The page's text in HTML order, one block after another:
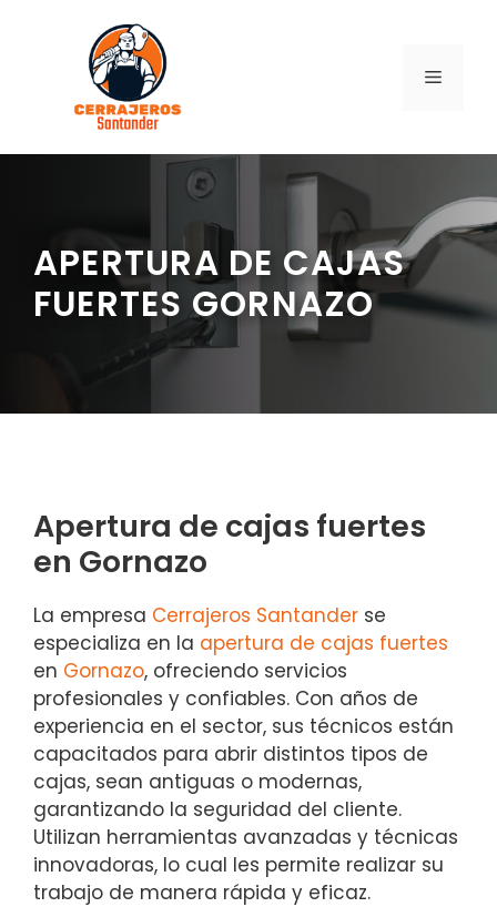
contenido
MENÚ
APERTURA DE CAJAS
FUERTES GORNAZO
Apertura de cajas fuertes
en Gornazo
La empresa Cerrajeros Santander se
especializa en la apertura de cajas fuertes
en Gornazo, ofreciendo servicios
profesionales y confiables. Con años de
experiencia en el sector, sus técnicos están
capacitados para abrir distintos tipos de
cajas, sean antiguas o modernas,
garantizando la seguridad del cliente.
Utilizan herramientas avanzadas y técnicas
innovadoras, lo cual les permite realizar su
trabajo de manera rápida y eficaz.